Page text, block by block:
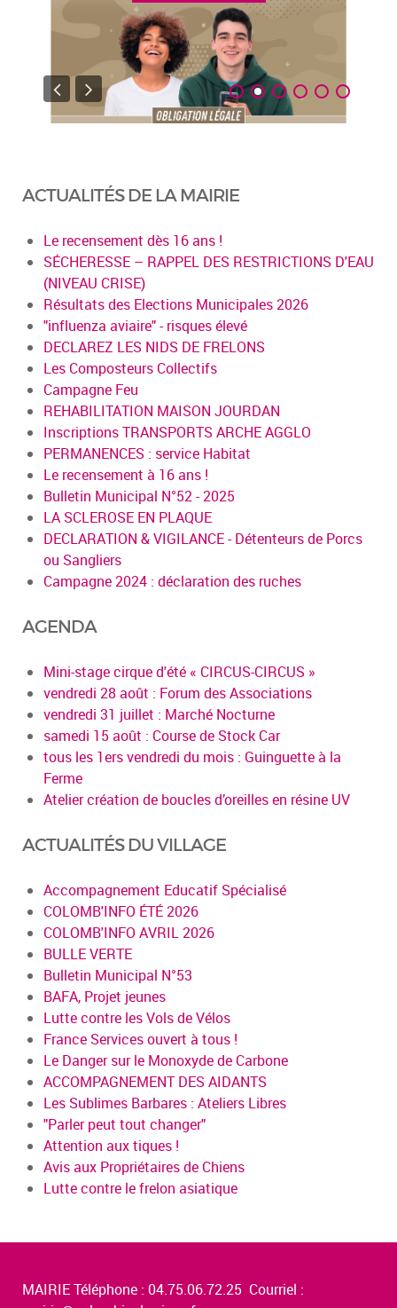
ACTUALITÉS DE LA MAIRIE
Le recensement dès 16 ans !
SÉCHERESSE – RAPPEL DES RESTRICTIONS D'EAU
(NIVEAU CRISE)
Résultats des Elections Municipales 2026
"influenza aviaire" - risques élevé
DECLAREZ LES NIDS DE FRELONS
Les Composteurs Collectifs
Campagne Feu
REHABILITATION MAISON JOURDAN
Inscriptions TRANSPORTS ARCHE AGGLO
PERMANENCES : service Habitat
Le recensement à 16 ans !
Bulletin Municipal N°52 - 2025
LA SCLEROSE EN PLAQUE
DECLARATION & VIGILANCE - Détenteurs de Porcs
ou Sangliers
Campagne 2024 : déclaration des ruches
AGENDA
Mini-stage cirque d'été « CIRCUS-CIRCUS »
vendredi 28 août : Forum des Associations
vendredi 31 juillet : Marché Nocturne
samedi 15 août : Course de Stock Car
tous les 1ers vendredi du mois : Guinguette à la
Ferme
Atelier création de boucles d’oreilles en résine UV
ACTUALITÉS DU VILLAGE
Accompagnement Educatif Spécialisé
COLOMB'INFO ÉTÉ 2026
COLOMB'INFO AVRIL 2026
BULLE VERTE
Bulletin Municipal N°53
BAFA, Projet jeunes
Lutte contre les Vols de Vélos
France Services ouvert à tous !
Le Danger sur le Monoxyde de Carbone
ACCOMPAGNEMENT DES AIDANTS
Les Sublimes Barbares : Ateliers Libres
"Parler peut tout changer"
Attention aux tiques !
Avis aux Propriétaires de Chiens
Lutte contre le frelon asiatique
MAIRIE Téléphone : 04.75.06.72.25 Courriel :